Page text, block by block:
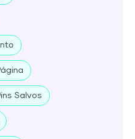
Salvos